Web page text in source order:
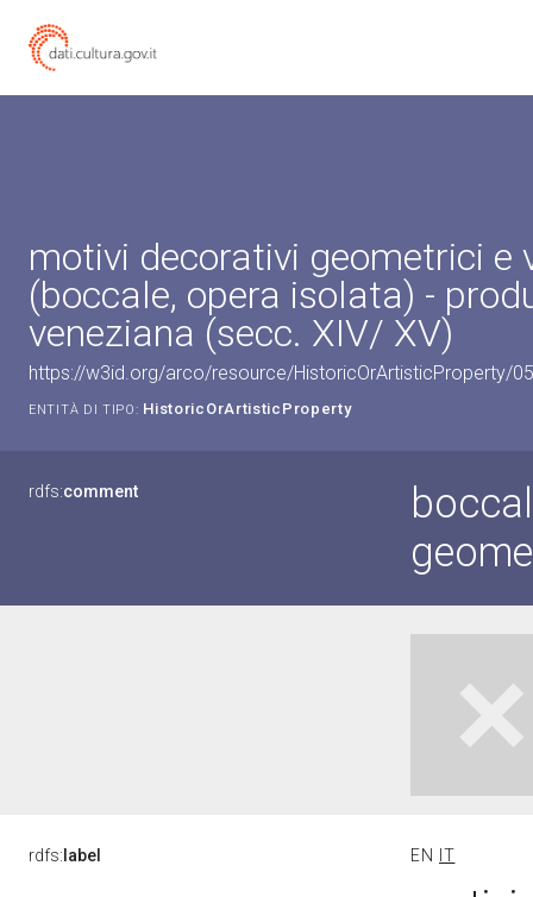
motivi decorativi geometrici e
(boccale, opera isolata) -
veneziana (secc. XIV/ XV)
https://w3id.org/arco/resource/HistoricOrArtisticProperty/
ENTITÀ DI TIPO: HistoricOrArtisticProperty
rdfs:comment
rdfs: label EN IT